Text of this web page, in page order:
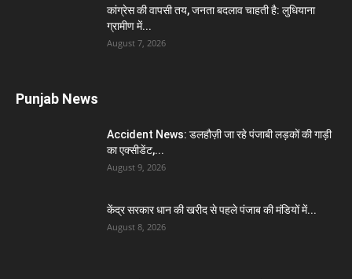
कांग्रेस की वापसी तय, जनता बदलाव चाहती है: लुधियाना
ग्रामीण में...
August 7, 2026
Punjab News
Accident News: डलहौज़ी जा रहे पंजाबी लड़कों की गाड़ी
का एक्सीडेंट,...
August 9, 2026
केंद्र सरकार धान की खरीद से पहले पंजाब की मंडियों में...
August 8, 2026